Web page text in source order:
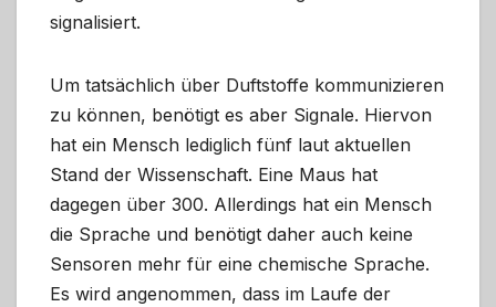
signalisiert.
Um tatsächlich über Duftstoffe kommunizieren
zu können, benötigt es aber Signale. Hiervon
hat ein Mensch lediglich fünf laut aktuellen
Stand der Wissenschaft. Eine Maus hat
dagegen über 300. Allerdings hat ein Mensch
die Sprache und benötigt daher auch keine
Sensoren mehr für eine chemische Sprache.
Es wird angenommen, dass im Laufe der